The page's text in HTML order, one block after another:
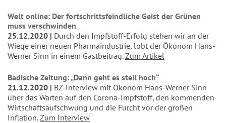
Welt online: Der fortschrittsfeindliche Geist der Grünen
muss verschwinden
25.12.2020
Durch den Impfstoff-Erfolg stehen wir an der
Wiege einer neuen Pharmaindustrie, lobt der Ökonom Hans-
Werner Sinn in einem Gastbeitrag. Zum Artikel
Badische Zeitung: „Dann geht es steil hoch“
21.12.2020
BZ-Interview mit Ökonom Hans-Werner Sinn
über das Warten auf den Corona-Impfstoff, den kommenden
Wirtschaftsaufschwung und die Furcht vor der großen
Inflation. Zum Interview